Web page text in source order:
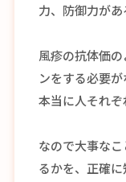
力、防御力があ
風疹の抗体価
ンをする必要が
本当に人それぞ
なので大事な
るかを、正確に